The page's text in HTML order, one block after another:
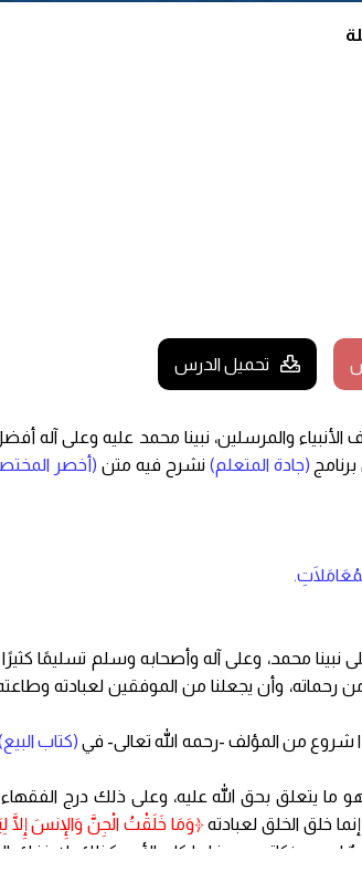
تحميل الدرس
والمرسلين، نبينا محمد عليه وعلى آله
(جادة المتعلم) نشرح فيه متن (أخصر
محمد، وعلى آله وأصحابه وسلم تسليمًا كثيرًا
وأن يجعلنا من الموفقين لعبادته وطاعته،
شروع من المؤلف -رحمه الله تعالى- في (كتاب
ما يتعلق بحق الله عليه، وعلى ذلك درج
خلق الخلق لعبادته ﴿وَمَا خَلَقْتُ الْجِنَّ وَالإِنسَ إِلَّا
له من زكاة وحج، فلما كان الأمر كذلك، لا ينفك